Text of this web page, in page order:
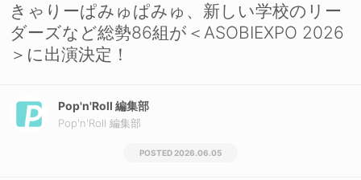
きゃりーぱみゅぱみゅ、新しい学校のリー
ダーズなど総勢86組が＜ASOBIEXPO 2026
＞に出演決定！
Pop'n'Roll 編集部
Pop'n'Roll 編集部
2026.06.05